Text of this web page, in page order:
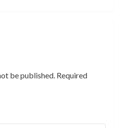
be published. Required